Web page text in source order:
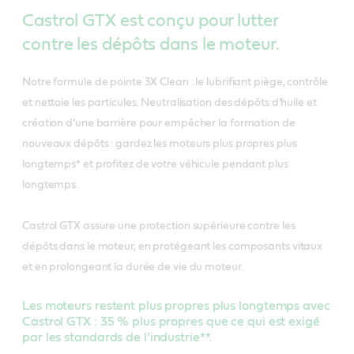
Ressources utiles
Fiche technique du produit
Fiche de données de sécurité
Renault RN17FE
Ressources utiles
Fiche technique du produit
Fiche de données de sécurité
A / WSS-M2C913-B / WSS-M2C913-C / WSS-
M2C913-D
Ressources utiles
Fiche technique du produit
Fiche de données de sécurité
Ressources utiles
Fiche technique du produit
Fiche de données de sécurité
ACEA C3
BMW Longlife-04
Porsche C30
Meets MB 229.31
Castrol garantit que ce produit est parfaitement
spécifications suivantes:Renault RN0700/RN0710
Fiche technique du produit
Approbation MB 226.51
Renault RN 0720
Ressources utiles
Spécifications / standards de l’industrie
ACEA C3
Renault RN17
Spécifications / standards de l’industrie
ACEA C3
MB-Homologation 229.51
Conforme à MB 226.5/ 229.31
Spécifications / standards de l’industrie
Castrol GTX est conçu pour lutter
contre les dépôts dans le moteur.
Notre formule de pointe 3X Clean : le lubrifiant piège, contrôle
et nettoie les particules. Neutralisation des dépôts d’huile et
création d’une barrière pour empêcher la formation de
nouveaux dépôts : gardez les moteurs plus propres plus
longtemps* et profitez de votre véhicule pendant plus
longtemps.
Castrol GTX assure une protection supérieure contre les
dépôts dans le moteur, en protégeant les composants vitaux
et en prolongeant la durée de vie du moteur.
Les moteurs restent plus propres plus longtemps avec
Castrol GTX : 35 % plus propres que ce qui est exigé
par les standards de l’industrie**.